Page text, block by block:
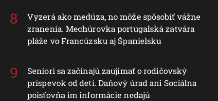
Vyzerá ako medúza, no môže spôsobiť vážne
zranenia. Mechúrovka portugalská zatvára
pláže vo Francúzsku aj Španielsku
Seniori sa začínajú zaujímať o rodičovský
príspevok od detí. Daňový úrad ani Sociálna
poisťovňa im informácie nedajú